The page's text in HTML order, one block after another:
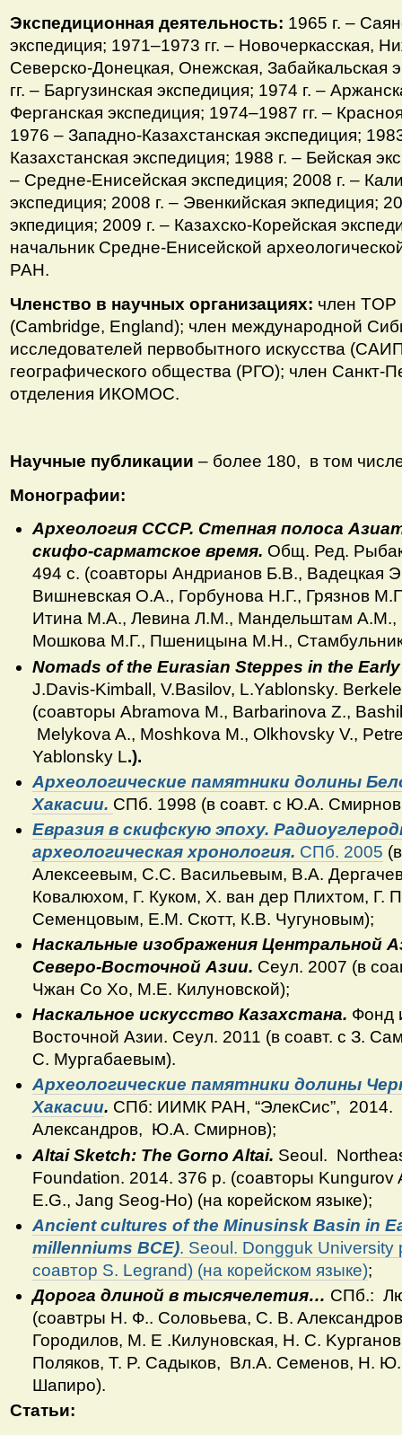
Экспедиционная деятельность: 1965 г. –
экспедиция; 1971–1973 гг. – Новочеркасская,
Северско-Донецкая, Онежская, Забайкальская
гг. – Баргузинская экспедиция; 1974 г. –
Ферганская экспедиция; 1974–1987 гг. –
1976 – Западно-Казахстанская экспедиция;
Казахстанская экспедиция; 1988 г. – Бейская
– Средне-Енисейская экспедиция; 2008 г. –
экспедиция; 2008 г. – Эвенкийская экпедиция;
экпедиция; 2009 г. – Казахско-Корейская
начальник Средне-Енисейской
РАН.
Членство в научных организациях: член
(Cambridge, England); член международной
исследователей первобытного искусства
географического общества (РГО); член Санкт-
отделения ИКОМОС.
Научные публикации – более 180, в том
Монографии:
Археология СССР. Степная полоса
скифо-сарматское время. Общ. Ред.
494 с. (соавторыАндрианов Б.В., Вадецкая
Вишневская О.А., Горбунова Н.Г., Грязнов
Итина М.А., Левина Л.М., Мандельштам А.М.,
Мошкова М.Г., Пшеницына М.Н.,
Nomads of the Eurasian Steppes in the
J.Davis-Kimball, V.Basilov, L.Yablonsky.
(соавторы Abramova M., Barbarinova Z.,
Melykova A., Moshkova M., Olkhovsky V.,
Yablonsky L.).
Археологические памятники долины
Хакасии. СПб. 1998 (в соавт. с Ю.А.
Евразия в скифскую эпоху.
археологическая хронология. СПб. 2005
Алексеевым, С.С. Васильевым, В.А.
Ковалюхом, Г. Куком, Х. ван дер Плихтом, Г.
Семенцовым, Е.М. Скотт, К.В. Чугуновым);
Наскальные изображения Центральной
Северо-Восточной Азии. Сеул. 2007 (в
Чжан Со Хо, М.Е. Килуновской);
Наскальное искусство Казахстана. Фонд
Восточной Азии. Сеул. 2011 (в соавт. с З.
С. Мургабаевым).
Археологические памятники долины
Хакасии. СПб: ИИМК РАН, “ЭлекСис”, 2014.
Александров, Ю.А. Смирнов);
Altai Sketch: The Gorno Altai. Seoul.
Foundation. 2014. 376 p. (соавторы Kungurov
E.G., Jang Seog-Ho) (на корейском языке);
Ancient cultures of the Minusinsk Basin in
millenniums BCE). Seoul. Dongguk
соавтор S. Legrand) (на корейском языке);
Дорога длиной в тысячелетия… СПб.:
(соавтры H. Ф.. Coловьева, C. B.
Городилов, M. E .Килуновская, H. C.
Поляков, T. P. Садыков, Bл.A. Семенов, H.
Шапиро).
Статьи: